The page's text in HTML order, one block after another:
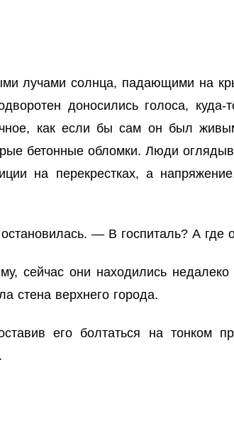
лучами солнца, падающими на
доносились голоса, куда-
как если бы сам он был
бетонные обломки. Люди
на перекрестках, а
— В госпиталь? А где
сейчас они находились
стена верхнего города.
его болтаться на тонком